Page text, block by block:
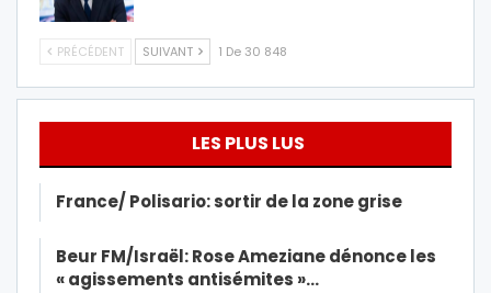
PRÉCÉDENT SUIVANT 1 De 30 848
LES PLUS LUS
France/ Polisario: sortir de la zone grise
Beur FM/Israël: Rose Ameziane dénonce les
« agissements antisémites »…